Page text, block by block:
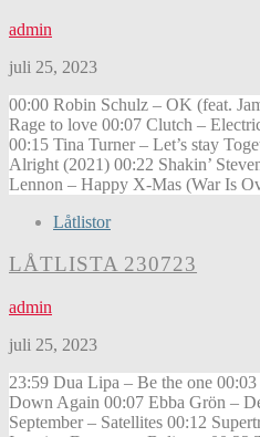
admin
juli 25, 2023
00:00 Robin Schulz – OK (feat.
Rage to love 00:07 Clutch –
00:15 Tina Turner – Let’s stay
Alright (2021) 00:22 Shakin’
Lennon – Happy X-Mas (War Is
Låtlistor
LÅTLISTA 230723
admin
juli 25, 2023
23:59 Dua Lipa – Be the one
Down Again 00:07 Ebba Grön –
September – Satellites 00:12